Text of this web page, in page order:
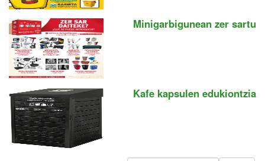
Minigarbigunean zer sartu
Kafe kapsulen edukiontzia